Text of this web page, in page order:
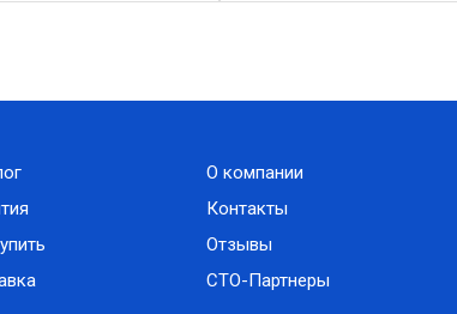
О компании
Контакты
Отзывы
СТО-Партнеры